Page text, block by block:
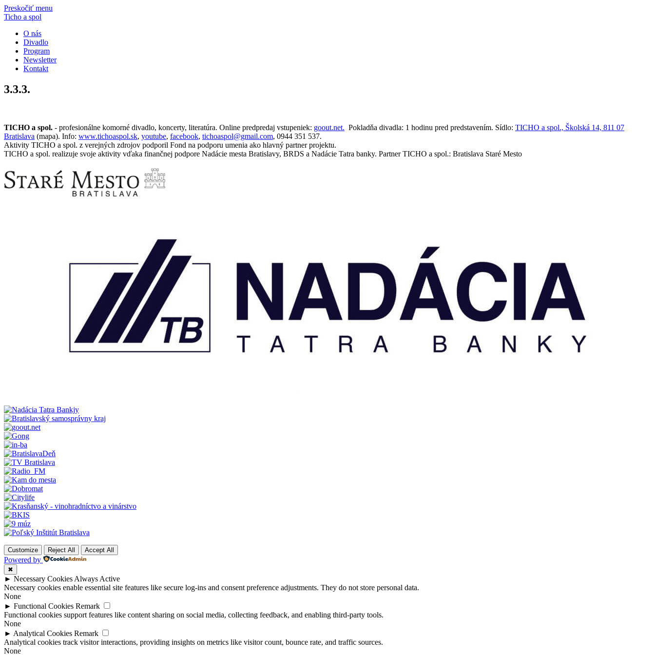
Preskočiť menu
Ticho a spol
O nás
Divadlo
Program
Newsletter
Kontakt
3.3.3.
TICHO a spol. - profesionálne komorné divadlo, koncerty, literatúra. Online predpredaj vstupeniek: goout.net. Pokladňa divadla: 1 hodinu pred predstavením. Sídlo: TICHO a spol., Školská 14, 811 07
Bratislava (mapa). Info: www.tichoaspol.sk, youtube, facebook, tichoaspol@gmail.com, 0944 351 537.
Aktivity TICHO a spol. z verejných zdrojov podporil Fond na podporu umenia ako hlavný partner projektu.
TICHO a spol. realizuje svoje aktivity vďaka finančnej podpore Nadácie mesta Bratislavy, BRDS a Nadácie Tatra banky. Partner TICHO a spol.: Bratislava Staré Mesto
Customize Reject All Accept All
Powered by
✖
► Necessary Cookies Always Active
Necessary cookies enable essential site features like secure log-ins and consent preference adjustments. They do not store personal data.
None
► Functional Cookies Remark
Functional cookies support features like content sharing on social media, collecting feedback, and enabling third-party tools.
None
► Analytical Cookies Remark
Analytical cookies track visitor interactions, providing insights on metrics like visitor count, bounce rate, and traffic sources.
None